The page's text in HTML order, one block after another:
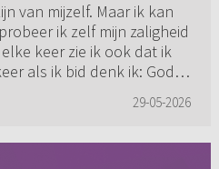
van mijzelf. Maar ik kan
ik zelf mijn zaligheid
keer zie ik ook dat ik
als ik bid denk ik: God
29-05-2026